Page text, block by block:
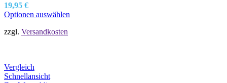
19,95 €
Optionen auswählen
zzgl. Versandkosten
Vergleich
Schnellansicht